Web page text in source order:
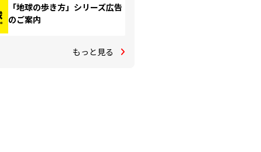
「地球の歩き方」シリーズ広告
のご案内
もっと見る